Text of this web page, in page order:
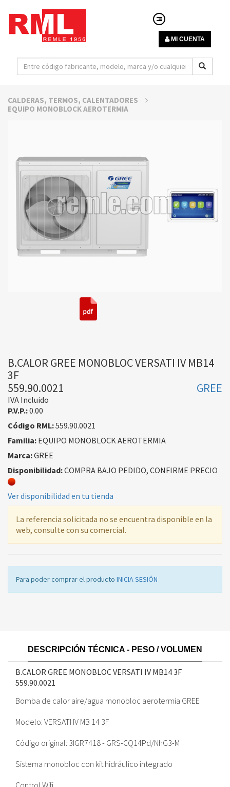
MI CUENTA
CALDERAS, TERMOS, CALENTADORES
EQUIPO MONOBLOCK AEROTERMIA
B.CALOR GREE MONOBLOC VERSATI IV MB14
3F
559.90.0021
GREE
IVA Incluido
P.V.P.:0.00
Código RML:559.90.0021
Familia: EQUIPO MONOBLOCK AEROTERMIA
Marca:GREE
Disponibilidad:COMPRA BAJO PEDIDO, CONFIRME PRECIO
Ver disponibilidad en tu tienda
La referencia solicitada no se encuentra disponible en la
web, consulte con su comercial.
Para poder comprar el producto INICIA SESIÓN
DESCRIPCIÓN TÉCNICA - PESO / VOLUMEN
B.CALOR GREE MONOBLOC VERSATI IV MB14 3F
559.90.0021
Bomba de calor aire/agua monobloc aerotermia GREE
Modelo: VERSATI IV MB 14 3F
Código original: 3IGR7418 - GRS-CQ14Pd/NhG3-M
Sistema monobloc con kit hidráulico integrado
Control Wifi